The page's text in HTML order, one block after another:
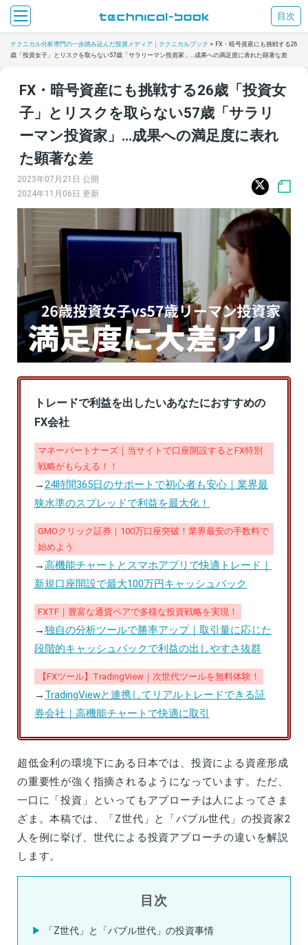
目次
テクニカル分析専門の一歩踏み込んだ投資メディア｜テクニカルブック > FX・暗号資産にも挑戦する26
歳「投資女子」とリスクを取らない57歳「サラリーマン投資家」…成果への満足度に表れた顕著な差
FX・暗号資産にも挑戦する26歳「投資女
子」とリスクを取らない57歳「サラリ
ーマン投資家」…成果への満足度に表れ
た顕著な差
2023年07月21日 公開
2024年11月06日 更新
トレードで利益を出したいあなたにおすすめの
FX会社
マネーパートナーズ｜当サイトで口座開設するとFX特別
戦略がもらえる！！
→24時間365日のサポートで初心者も安心｜業界最
狭水準のスプレッドで利益を最大化！
GMOクリック証券｜100万口座突破！業界最安の手数料で
始めよう
→高機能チャートとスマホアプリで快適トレード｜
新規口座開設で最大100万円キャッシュバック
FXTF｜豊富な通貨ペアで多様な投資戦略を実現！
→独自の分析ツールで勝率アップ｜取引量に応じた
段階的キャッシュバックで利益の出しやすさ抜群
【FXツール】TradingView｜次世代ツールを無料体験！
→ TradingViewと連携してリアルトレードできる証
券会社｜高機能チャートで快適に取引
超低金利の環境下にある日本では、投資による資産形成
の重要性が強く指摘されるようになっています。ただ、
一口に「投資」といってもアプローチは人によってさま
ざま。本稿では、「Z世代」と「バブル世代」の投資家2
人を例に挙げ、世代による投資アプローチの違いを解説
します。
目次
「Z世代」と「バブル世代」の投資事情